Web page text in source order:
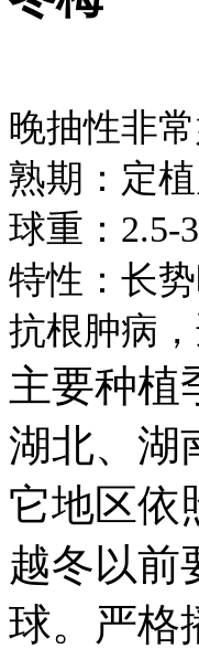
晚抽性非
熟期：定
球重：2.5-
特性：长
抗根肿病
主要种植
湖北、湖
它地区依
越冬以前
球。严格